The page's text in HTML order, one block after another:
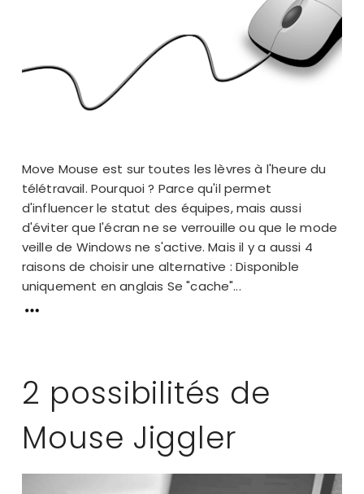
Move Mouse est sur toutes les lèvres à l'heure du
télétravail. Pourquoi ? Parce qu'il permet
d'influencer le statut des équipes, mais aussi
d'éviter que l'écran ne se verrouille ou que le mode
veille de Windows ne s'active. Mais il y a aussi 4
raisons de choisir une alternative : Disponible
uniquement en anglais Se "cache"...
2 possibilités de
Mouse Jiggler